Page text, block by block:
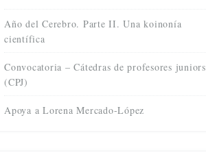
Año del Cerebro. Parte II. Una koinonía
científica
Convocatoria – Cátedras de profesores juniors
(CPJ)
Apoya a Lorena Mercado-López